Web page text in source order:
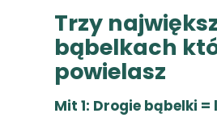
Trzy
bąbelkach
powielasz
Mit 1: Drogie bąbelki